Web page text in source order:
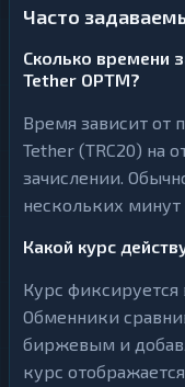
Часто
Сколько времени
Tether OPTM?
Время зависит от
Tether (TRC20) на
зачислении.
нескольких минут
Какой курс
Курс фиксируется
Обменники
биржевым и
курс